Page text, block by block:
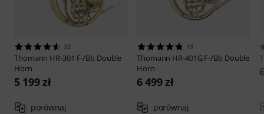
32
Thomann HR-301 F-/Bb Double
Horn
5 199 zł
porównaj
19
Thomann HR-401G F-/Bb Double
Horn
6 499 zł
porównaj